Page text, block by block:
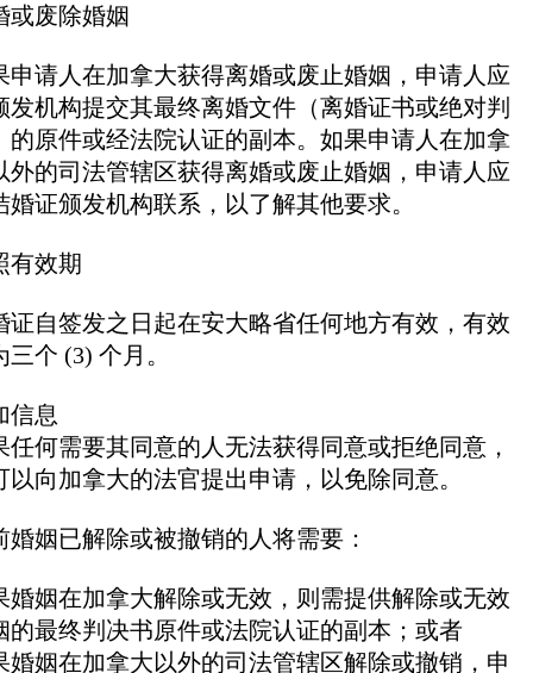
或废除婚姻
申请人在加拿大获得离婚或废止婚姻，申请人应
发机构提交其最终离婚文件（离婚证书或绝对判
的原件或经法院认证的副本。如果申请人在加拿
外的司法管辖区获得离婚或废止婚姻，申请人应
婚证颁发机构联系，以了解其他要求。
有效期
证自签发之日起在安大略省任何地方有效，有效
三个 (3) 个月。
信息
任何需要其同意的人无法获得同意或拒绝同意，
以向加拿大的法官提出申请，以免除同意。
婚姻已解除或被撤销的人将需要：
婚姻在加拿大解除或无效，则需提供解除或无效
的最终判决书原件或法院认证的副本；或者
婚姻在加拿大以外的司法管辖区解除或撤销，申